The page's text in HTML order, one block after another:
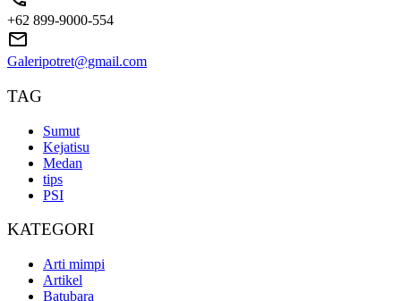
+62 899-9000-554
Galeripotret@gmail.com
TAG
Sumut
Kejatisu
Medan
tips
PSI
KATEGORI
Arti mimpi
Artikel
Batubara